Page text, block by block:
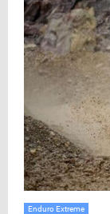
Enduro Extreme